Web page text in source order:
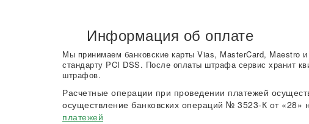
Информация об оплате
Мы принимаем банковские карты Vias, MasterCard,
стандарту PCI DSS. После оплаты штрафа сервис хранит
штрафов.
Расчетные операции при проведении платежей
осуществление банковских операций № 3523-К от «28»
платежей